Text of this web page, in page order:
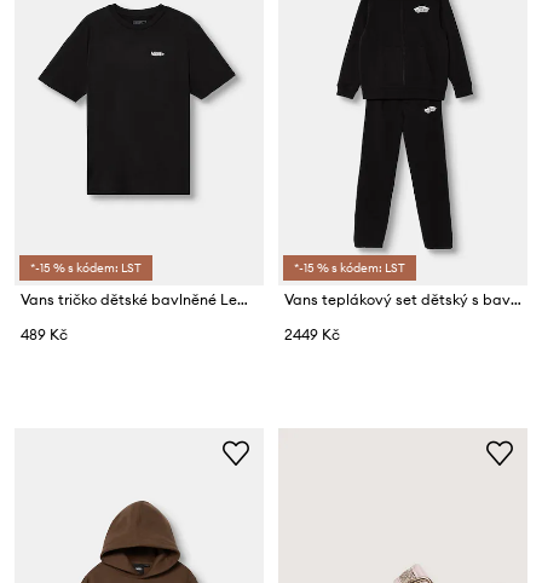
*-15 % s kódem: LST
Vans tričko dětské bavlněné Left Ches
489 Kč
*-15 % s kódem: LST
Vans teplákový set dětský s bavlnou Double Standard FZ Set
2449 Kč